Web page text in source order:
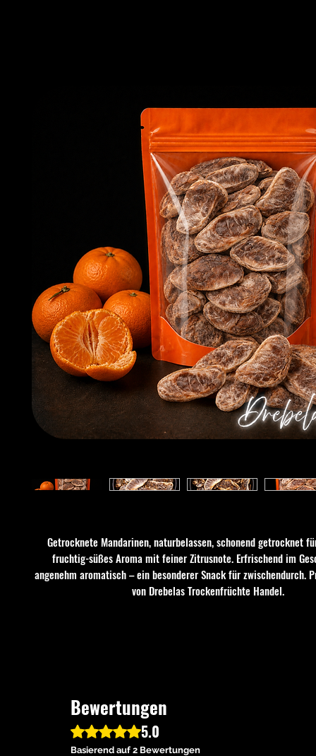
Getrocknete Mandarinen, naturbelassen, schonend getrocknet
fruchtig-süßes Aroma mit feiner Zitrusnote. Erfrischend im
angenehm aromatisch – ein besonderer Snack für zwischendurch.
von Drebelas Trockenfrüchte Handel.
Bewertungen
Mit 5 von 5 Sternen bewertet.
5.0
Basierend auf 2 Bewertungen